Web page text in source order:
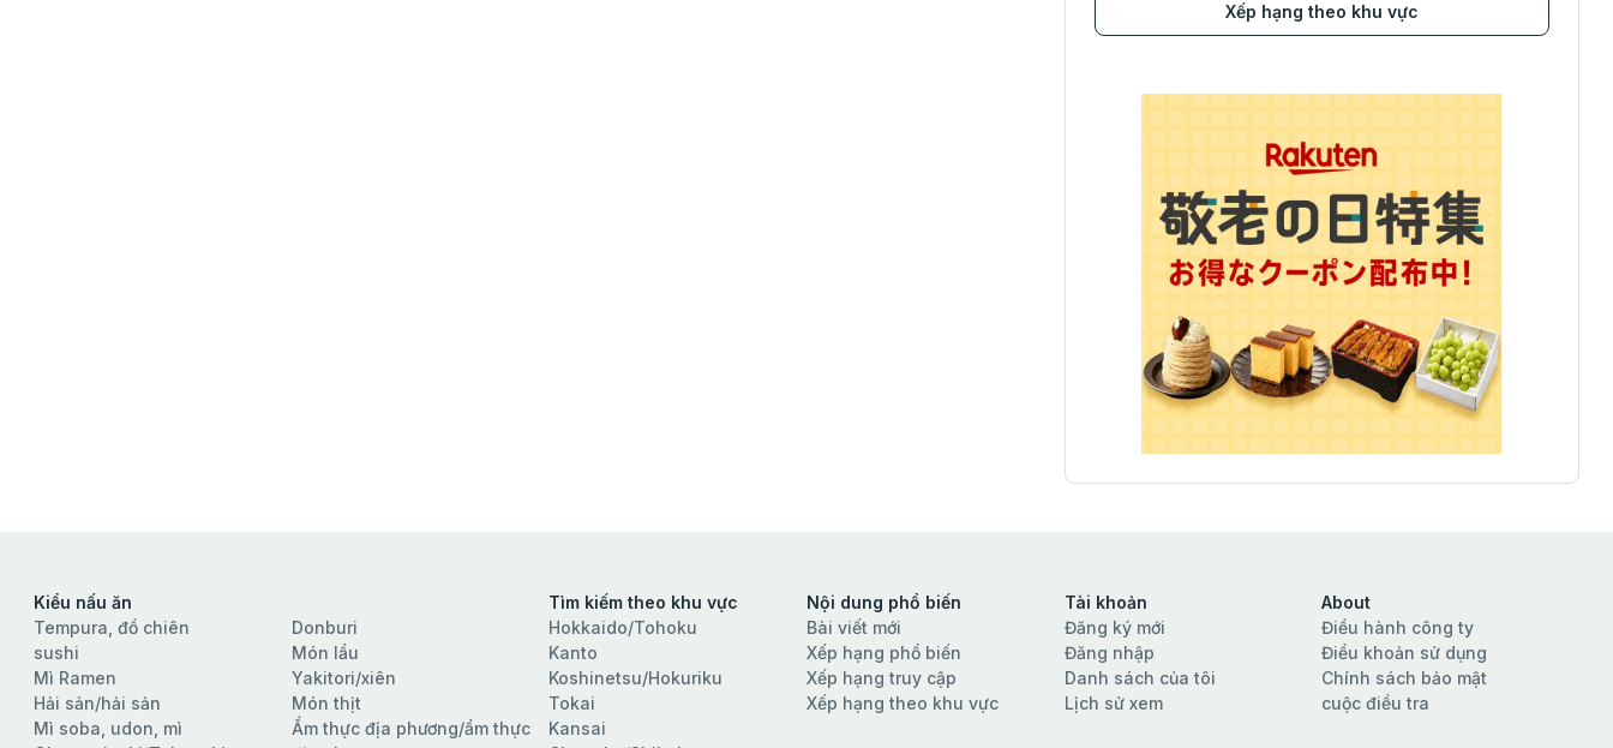
Xếp hạng theo khu vực
Kiểu nấu ăn
Tempura, đồ chiên
sushi
Mì Ramen
Hải sản/hải sản
Mì soba, udon, mì
Donburi
Món lẩu
Yakitori/xiên
Món thịt
Ẩm thực địa phương/ẩm thực
Tìm kiếm theo khu vực
Hokkaido/Tohoku
Kanto
Koshinetsu/Hokuriku
Tokai
Kansai
Nội dung phổ biến
Bài viết mới
Xếp hạng phổ biến
Xếp hạng truy cập
Xếp hạng theo khu vực
Tài khoản
Đăng ký mới
Đăng nhập
Danh sách của tôi
Lịch sử xem
About
Điều hành công ty
Điều khoản sử dụng
Chính sách bảo mật
cuộc điều tra